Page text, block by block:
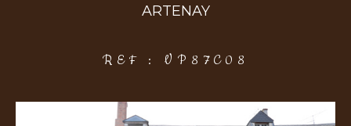
ARTENAY
REF : VP87C08